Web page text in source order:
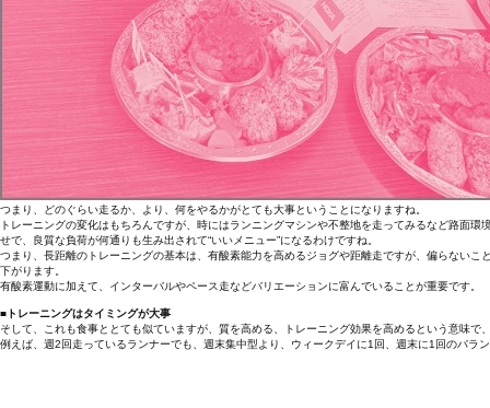
つまり、どのぐらい走るか、より、何をやるかがとても大事ということになりますね。
トレーニングの変化はもちろんですが、時にはランニングマシンや不整地を走ってみるなど路面
せで、良質な負荷が何通りも生み出されて“いいメニュー”になるわけですね。
つまり、長距離のトレーニングの基本は、有酸素能力を高めるジョグや距離走ですが、偏らない
下がります。
有酸素運動に加えて、インターバルやペース走などバリエーションに富んでいることが重要です。
■トレーニングはタイミングが大事
そして、これも食事ととても似ていますが、質を高める、トレーニング効果を高めるという意味で
例えば、週2回走っているランナーでも、週末集中型より、ウィークデイに1回、週末に1回のバ